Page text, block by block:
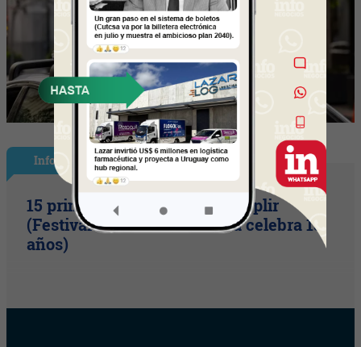
InfoShow
15 primaveras tienes que cumplir
(Festival Música de la Tierra celebra 15
años)